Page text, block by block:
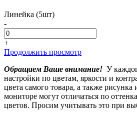
Линейка (5шт)
-
+
Продолжить просмотр
Обращаем Ваше внимание! У
настройки по цветам, яркости и
цвета самого товара, а также
мониторе могут отличаться по
цветов. Просим учитывать это при